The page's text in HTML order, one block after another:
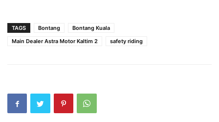
TAGS Bontang
Bontang Kuala
Main Dealer Astra Motor Kaltim 2
safety riding